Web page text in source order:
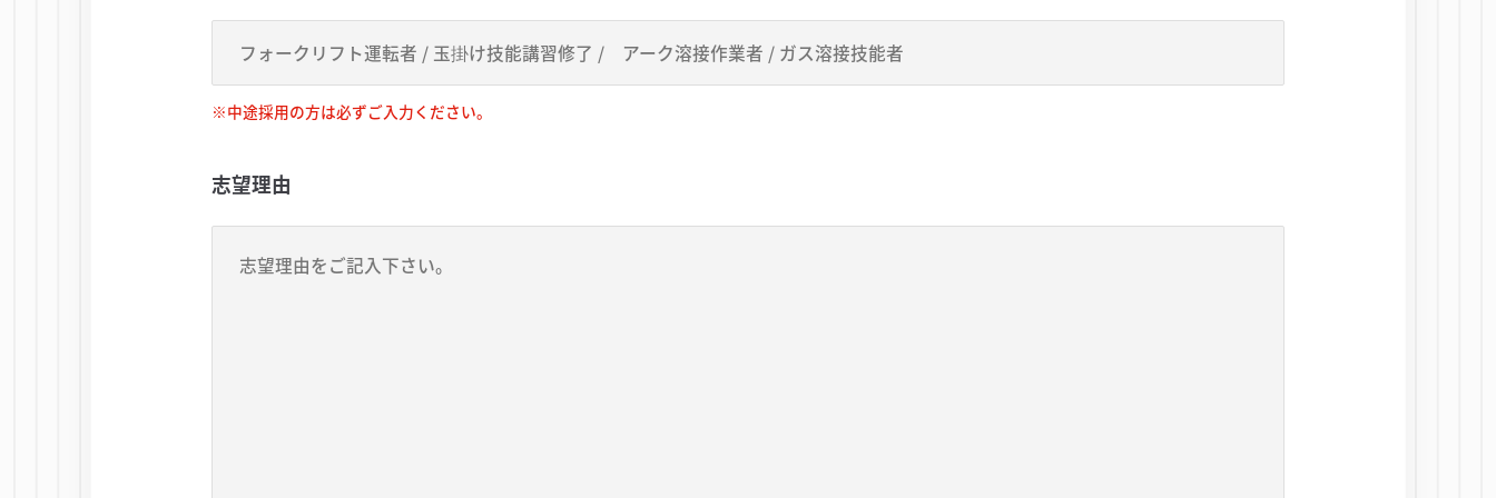
※中途採用の方は必ずご入力ください。
志望理由